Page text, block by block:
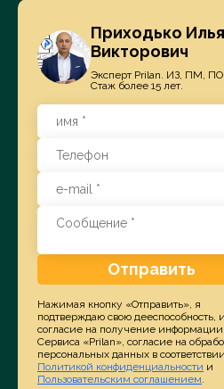
Приходько Илья
Викторович
Эксперт Prilan. ИЗ, ПМ,
Стаж более 15 лет.
Отправить
Нажимая кнопку «Отправить», я
подтверждаю свою дееспособность,
согласие на получение информации
Сервиса «Prilan», согласие на
персональных данных в
Политикой конфиденциальности и
Пользовательским соглашением.